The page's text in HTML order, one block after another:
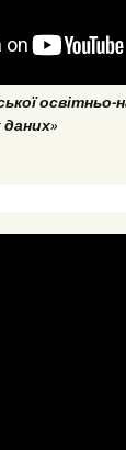
освітньо-
даних»